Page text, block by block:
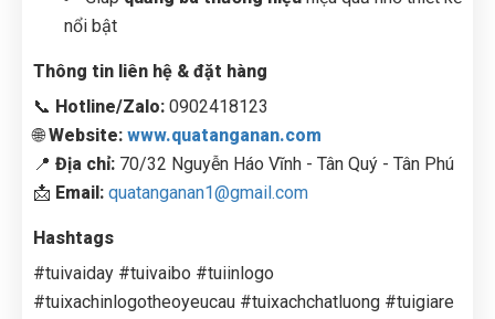
nổi bật
Thông tin liên hệ & đặt hàng
📞 Hotline/Zalo: 0902418123
🌐Website: www.quatanganan.com
📍 Địa chỉ: 70/32 Nguyễn Háo Vĩnh - Tân Quý - Tân Phú
📩 Email: quatanganan1@gmail.com
Hashtags
#tuivaiday #tuivaibo #tuiinlogo
#tuixachinlogotheoyeucau #tuixachchatluong #tuigiare